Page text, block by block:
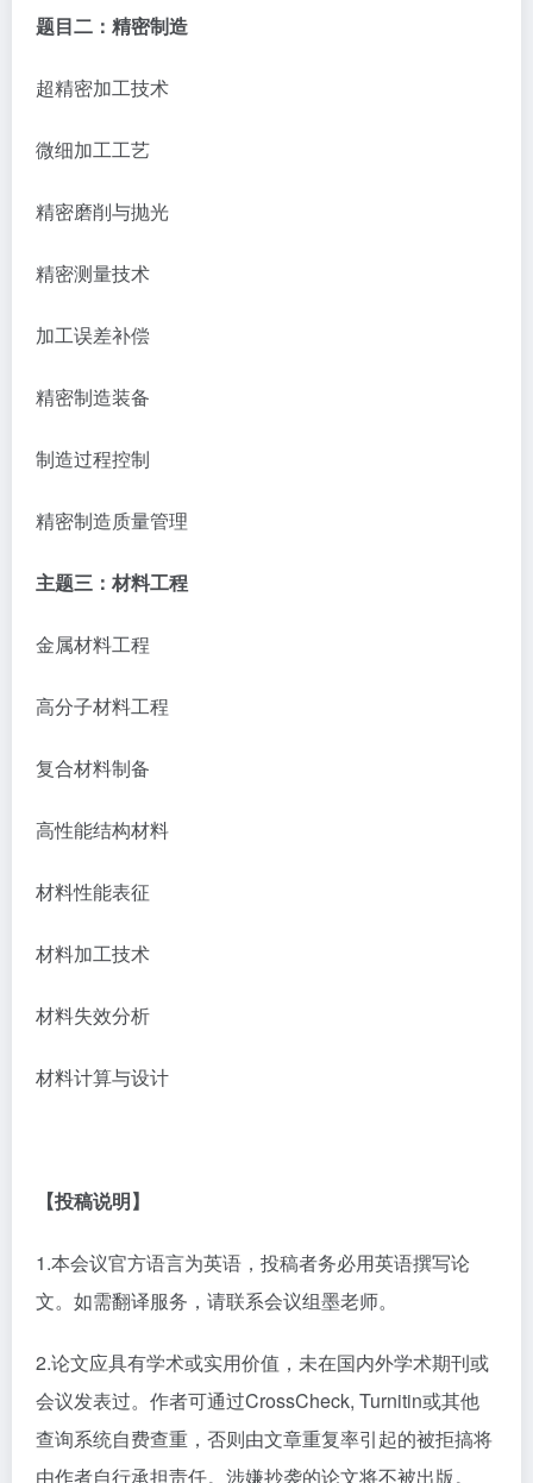
题目二：精密制造
超精密加工技术
微细加工工艺
精密磨削与抛光
精密测量技术
加工误差补偿
精密制造装备
制造过程控制
精密制造质量管理
主题三：材料工程
金属材料工程
高分子材料工程
复合材料制备
高性能结构材料
材料性能表征
材料加工技术
材料失效分析
材料计算与设计
【投稿说明】
1.本会议官方语言为英语，投稿者务必用英语撰写论
文。如需翻译服务，请联系会议组墨老师。
2.论文应具有学术或实用价值，未在国内外学术期刊或
会议发表过。作者可通过CrossCheck, Turnitin或其他
查询系统自费查重，否则由文章重复率引起的被拒搞将
由作者自行承担责任。涉嫌抄袭的论文将不被出版。